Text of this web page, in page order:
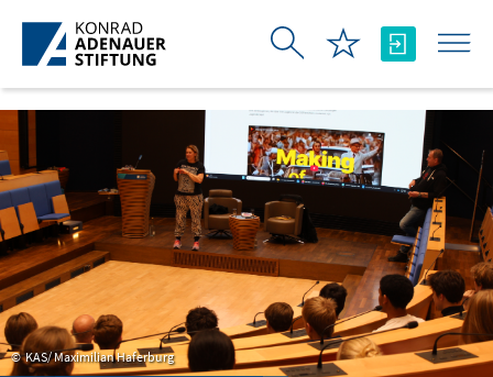
Skip to Main Content
KAS/ Maximilian Haferburg